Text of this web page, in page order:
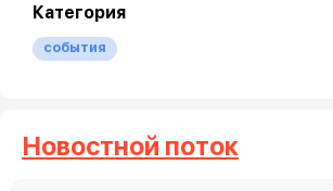
Категория
события
Новостной поток